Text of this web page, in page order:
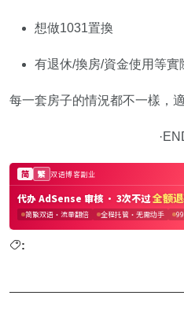
想做1031置換
有退休/換房/資金使用等實
每一套房子的情況都不一樣，
: